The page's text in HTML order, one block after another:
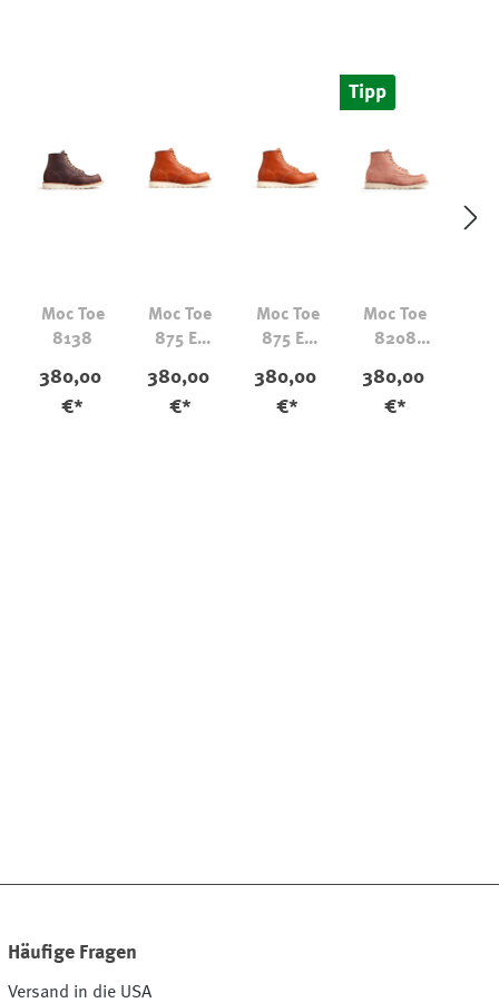
Moc Toe
8138
380,00
€*
Moc Toe
875 EE
Leisten
380,00
€*
Moc Toe
875 EE
Leisten
380,00
€*
Tipp
Moc Toe
8208
Rose
380,00
€*
Häufige Fragen
Versand in die USA